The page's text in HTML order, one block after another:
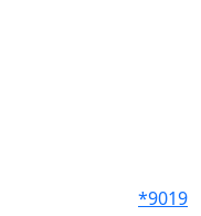
*9019